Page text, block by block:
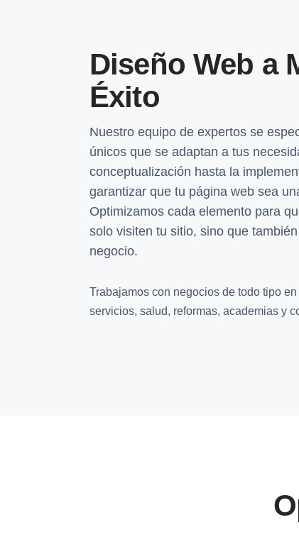
Diseño Web a
Éxito
Nuestro equipo de expertos se
únicos que se adaptan a tus
conceptualización hasta la
garantizar que tu página web sea
Optimizamos cada elemento para
solo visiten tu sitio, sino que
negocio.
Trabajamos con negocios de todo tipo
servicios, salud, reformas, academias y